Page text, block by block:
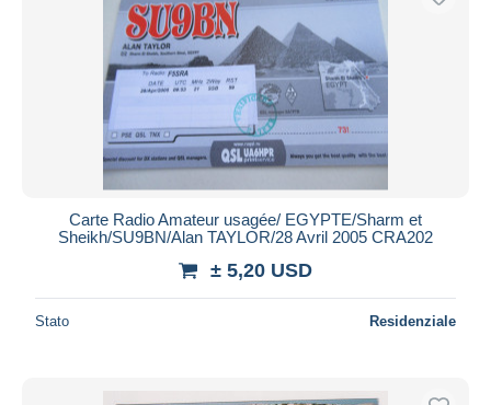
Carte Radio Amateur usagée/ EGYPTE/Sharm et
Sheikh/SU9BN/Alan TAYLOR/28 Avril 2005 CRA202
± 5,20 USD
Stato Residenziale